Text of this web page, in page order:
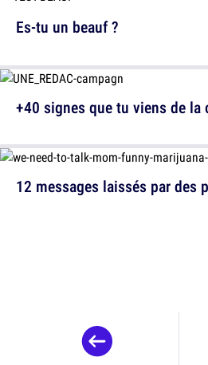
12 messages laissés par des
Es-tu un beauf ?
+40 signes que tu viens de la